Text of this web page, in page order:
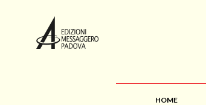
HOME